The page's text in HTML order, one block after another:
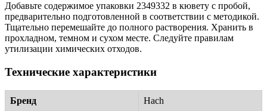
Добавьте содержимое упаковки 2349332 в кювету с пробой,
предварительно подготовленной в соответствии с методикой.
Тщательно перемешайте до полного растворения. Хранить в
прохладном, темном и сухом месте. Следуйте правилам
утилизации химических отходов.
Технические характеристики
Бренд Hach